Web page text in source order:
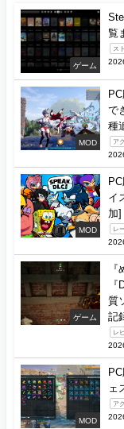
ゲーム
覧
ス
MOD
で
種
ア
MOD
イ
加]
レ
ゲーム
質
記
レ
MOD
ェ
ア